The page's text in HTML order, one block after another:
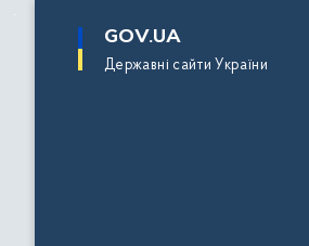
основного
GOV.UA
Державні сайти України